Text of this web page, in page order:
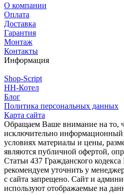
О компании
Оплата
Доставка
Гарантия
Монтаж
Контакты
Информация
Shop-Script
НН-Котел
Блог
Политика персональных данных
Карта сайта
Обращаем Ваше внимание на то,
исключительно информационный
условиях материалы и цены,
являются публичной офертой,
Статьи 437 Гражданского
рекомендуем уточнить у
с сайта запрещено. Сайт и
используют отображаемые на